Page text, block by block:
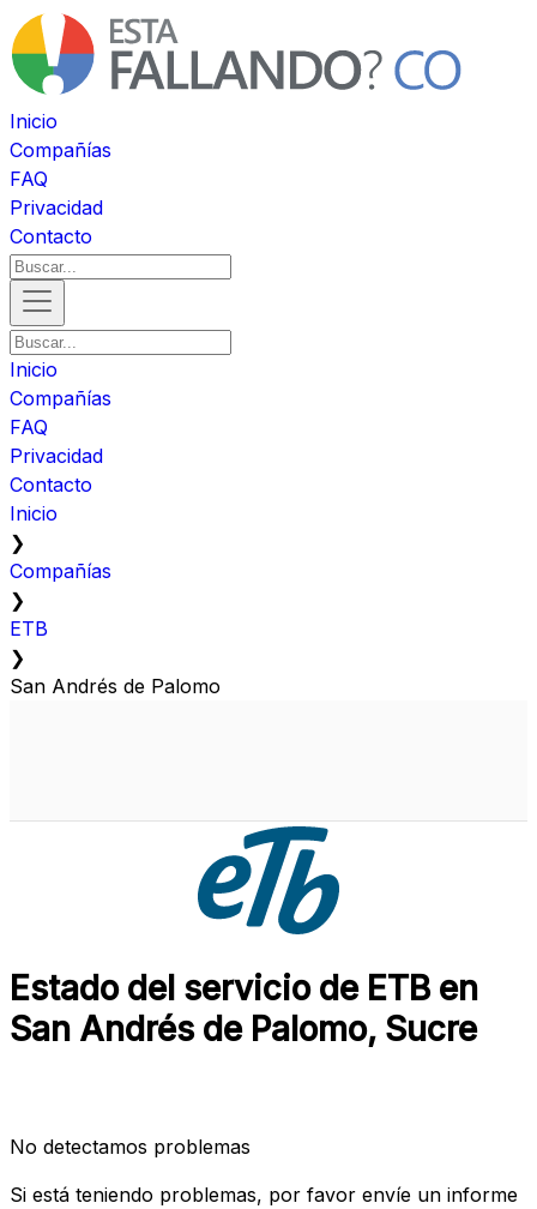
Inicio
Compañías
FAQ
Privacidad
Contacto
Inicio
Compañías
FAQ
Privacidad
Contacto
Inicio
❯
Compañías
❯
ETB
❯
San Andrés de Palomo
Estado del servicio de ETB en
San Andrés de Palomo, Sucre
No detectamos problemas
Si está teniendo problemas, por favor envíe un informe